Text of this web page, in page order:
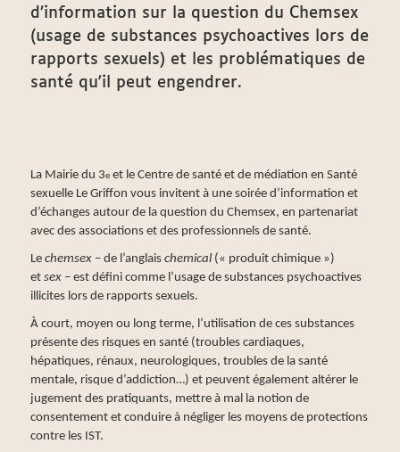
d’information sur la question du Chemsex
(usage de substances psychoactives lors de
rapports sexuels) et les problématiques de
santé qu'il peut engendrer.
La Mairie du 3e et le Centre de santé et de médiation en Santé
sexuelle Le Griffon vous invitent à une soirée d’information et
d’échanges autour de la question du Chemsex, en partenariat
avec des associations et des professionnels de santé.
Le chemsex – de l’anglais chemical (« produit chimique »)
et sex – est défini comme l’usage de substances psychoactives
illicites lors de rapports sexuels.
À court, moyen ou long terme, l’utilisation de ces substances
présente des risques en santé (troubles cardiaques,
hépatiques, rénaux, neurologiques, troubles de la santé
mentale, risque d’addiction…) et peuvent également altérer le
jugement des pratiquants, mettre à mal la notion de
consentement et conduire à négliger les moyens de protections
contre les IST.